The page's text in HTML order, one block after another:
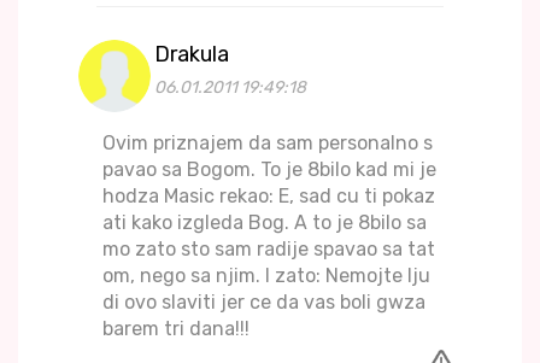
Drakula
06.01.2011 19:49:18
Ovim priznajem da sam personalno s
pavao sa Bogom. To je 8bilo kad mi je
hodza Masic rekao: E, sad cu ti pokaz
ati kako izgleda Bog. A to je 8bilo sa
mo zato sto sam radije spavao sa tat
om, nego sa njim. I zato: Nemojte lju
di ovo slaviti jer ce da vas boli gwza
barem tri dana!!!